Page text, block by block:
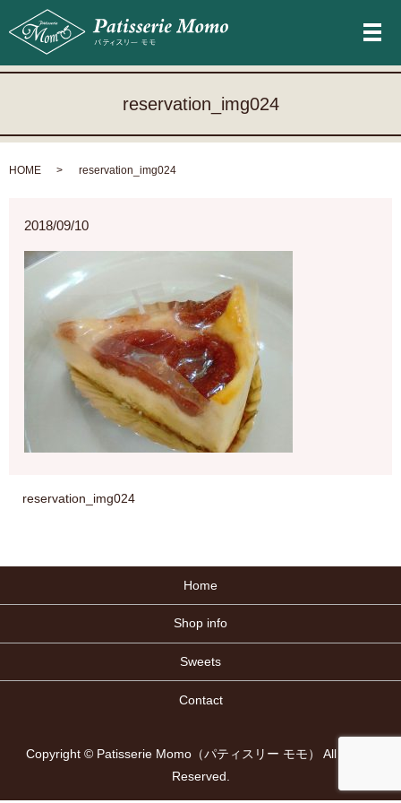
メ
reservation_img024
HOME reservation_img024
2018/09/10
reservation_img024
Home
Shop info
Sweets
Contact
Copyright © Patisserie Momo（パティスリー モモ） All Rights
Reserved.